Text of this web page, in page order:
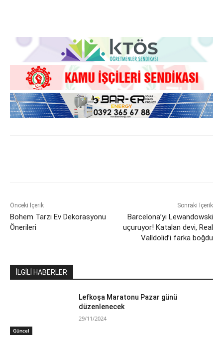
Önceki İçerik
Bohem Tarzı Ev Dekorasyonu
Önerileri
Sonraki İçerik
Barcelona’yı Lewandowski
uçuruyor! Katalan devi, Real
Valldolid’i farka boğdu
İLGİLİ HABERLER
Güncel
Lefkoşa Maratonu Pazar günü
düzenlenecek
29/11/2024